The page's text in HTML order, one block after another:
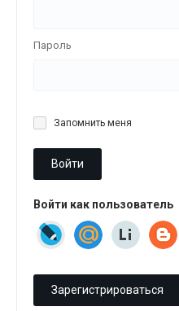
Пароль
Запомнить меня
Войти
Войти как пользователь
Зарегистрироваться